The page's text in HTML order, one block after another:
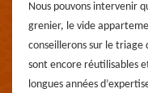
Nous pouvons intervenir
grenier, le vide
conseillerons sur le triage
sont encore réutilisables
longues années